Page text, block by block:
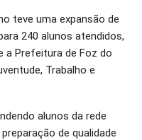
teve uma expansão de
240 alunos atendidos,
a Prefeitura de Foz do
Trabalho e
alunos da rede
de qualidade